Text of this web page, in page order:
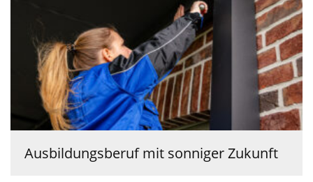
Ausbildungsberuf mit sonniger Zukunft